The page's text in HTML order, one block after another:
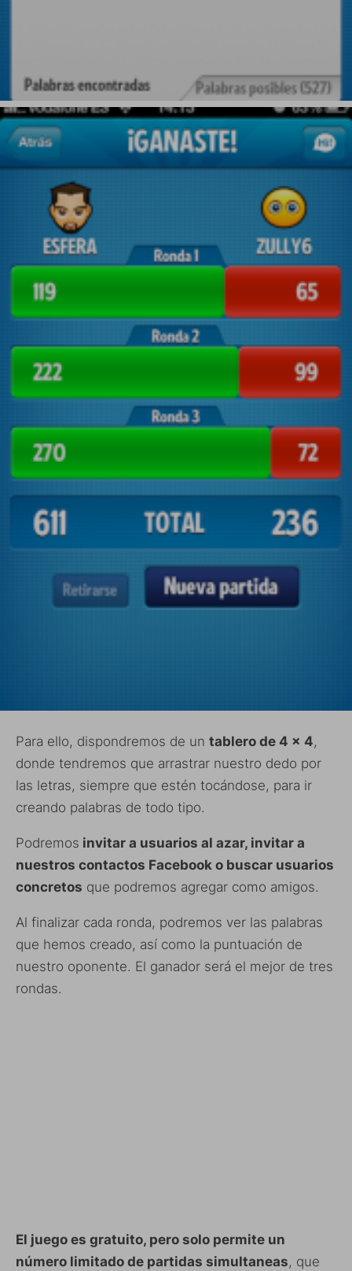
Para ello, dispondremos de un tablero de 4 x 4,
donde tendremos que arrastrar nuestro dedo por
las letras, siempre que estén tocándose, para ir
creando palabras de todo tipo.
Podremos invitar a usuarios al azar, invitar a
nuestros contactos Facebook o buscar usuarios
concretos que podremos agregar como amigos.
Al finalizar cada ronda, podremos ver las palabras
que hemos creado, así como la puntuación de
nuestro oponente. El ganador será el mejor de tres
rondas.
El juego es gratuito, pero solo permite un
número limitado de partidas simultaneas, que